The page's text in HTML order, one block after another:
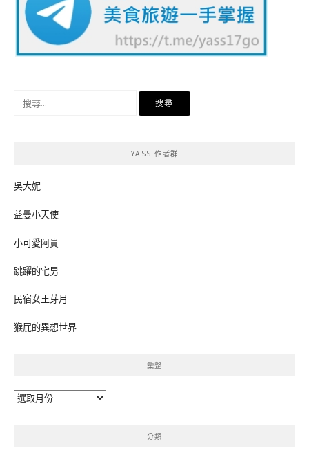
YASS 作者群
吳大妮
益曼小天使
小可愛阿貴
跳躍的宅男
民宿女王芽月
猴屁的異想世界
彙整
彙
分類